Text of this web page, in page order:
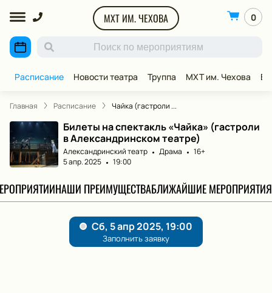
МХТ ИМ. ЧЕХОВА 0
Расписание Новости театра Труппа МХТ им. Чехова
Главная Расписание Чайка (гастроли ...
Билеты на спектакль «Чайка» (гастроли
в Александринском театре)
Александринский театр Драма
16+
5 апр. 2025
19:00
НАШИ ПРЕИМУЩЕСТВАБЛИЖАЙШИЕ МЕРОПРИЯТИЯ